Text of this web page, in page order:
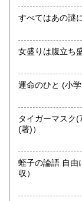
国書、サブカル
オールジャンル
タイガーマスク(7)(
(著)）
蛭子の論語 自由に
収）